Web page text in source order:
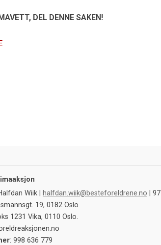
DEL DENNE SAKEN!
Wiik | halfdan.wiik@besteforeldrene.no |
19, 0182 Oslo
1231 Vika, 0110 Oslo.
: 998 636 779